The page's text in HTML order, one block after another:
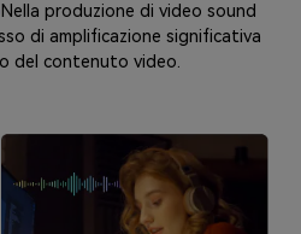
Nella produzione di video sound
di amplificazione significativa
del contenuto video.